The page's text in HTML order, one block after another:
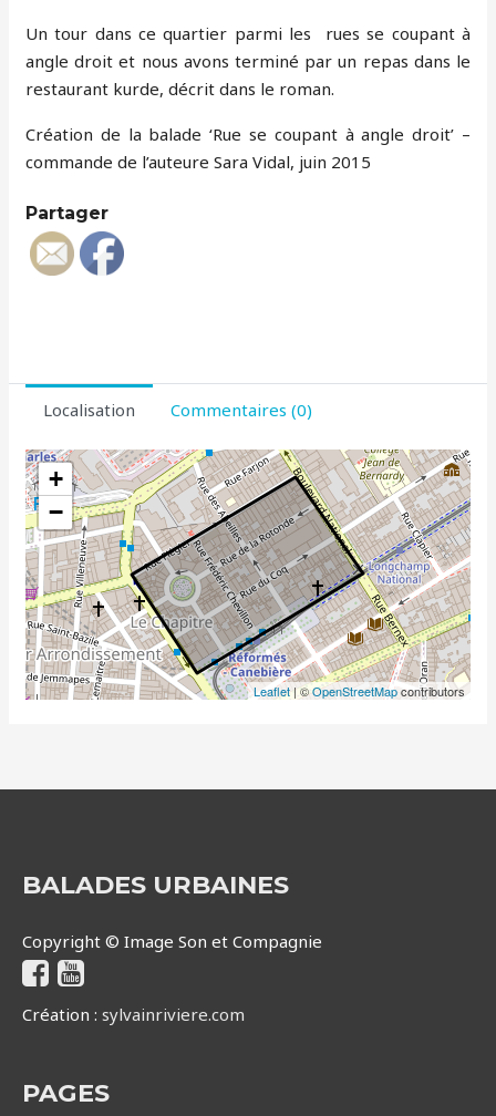
Un tour dans ce quartier parmi les rues se coupant à
angle droit et nous avons terminé par un repas dans le
restaurant kurde, décrit dans le roman.
Création de la balade ‘Rue se coupant à angle droit’ –
commande de l’auteure Sara Vidal, juin 2015
Partager
Localisation Commentaires (0)
+
−
Leaflet| ©OpenStreetMapcontributors
BALADES URBAINES
Copyright © Image Son et Compagnie
Création : sylvainriviere.com
PAGES